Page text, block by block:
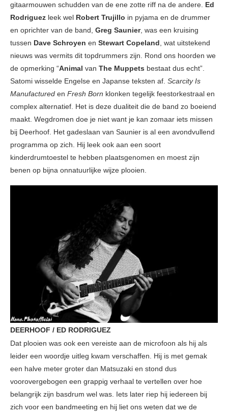
gitaarmouwen schudden van de ene zotte riff na de andere. Ed
Rodriguez leek wel Robert Trujillo in pyjama en de drummer
en oprichter van de band, Greg Saunier, was een kruising
tussen Dave Schroyen en Stewart Copeland, wat uitstekend
nieuws was vermits dit topdrummers zijn. Rond ons hoorden we
de opmerking “Animal van The Muppets bestaat dus echt”.
Satomi wisselde Engelse en Japanse teksten af. Scarcity Is
Manufactured en Fresh Born klonken tegelijk feestorkestraal en
complex alternatief. Het is deze dualiteit die de band zo boeiend
maakt. Wegdromen doe je niet want je kan zomaar iets missen
bij Deerhoof. Het gadeslaan van Saunier is al een avondvullend
programma op zich. Hij leek ook aan een soort
kinderdrumtoestel te hebben plaatsgenomen en moest zijn
benen op bijna onnatuurlijke wijze plooien.
DEERHOOF / ED RODRIGUEZ
Dat plooien was ook een vereiste aan de microfoon als hij als
leider een woordje uitleg kwam verschaffen. Hij is met gemak
een halve meter groter dan Matsuzaki en stond dus
voorovergebogen een grappig verhaal te vertellen over hoe
belangrijk zijn basdrum wel was. Iets later riep hij iedereen bij
zich voor een bandmeeting en hij liet ons weten dat we de